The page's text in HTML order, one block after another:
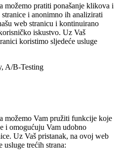
možemo pratiti ponašanje klikova i
i anonimno ih analizirati
web stranicu i kontinuirano
iskustvo. Uz Vaš
koristimo sljedeće usluge
A/B-Testing
možemo Vam pružiti funkcije koje
i omogućuju Vam udobno
Uz Vaš pristanak, na ovoj web
usluge trećih strana: